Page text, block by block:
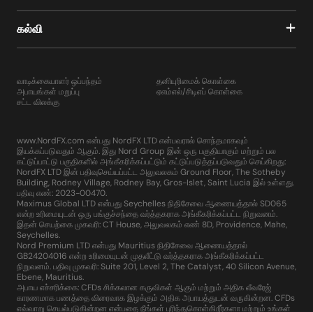
கல்வி
வாடிக்கையாளர் ஒப்பந்தம்
அபாயங்கள் மறுப்பு
சட்ட விலக்கு
தனியுரிமைக் கொள்கை
ஏஎம்எல்/சிடிஎப் கொள்கை
www.NordFX.com என்பது NordFX LTD என்பவரால் சொந்தமாகவும்
இயக்கப்படுவதும் ஆகும். இது Nord Group இன் ஒரு பகுதியாகும் மற்றும் பல
கட்டுப்பாட்டு பகுதிகளில் அங்கீகரிக்கப்பட்டும் கட்டுப்படுத்தப்படுவதும் செய்கிறது:
NordFX LTD இன் பதிவுசெய்யப்பட்ட அலுவலகம் Ground Floor, The Sotheby
Building, Rodney Village, Rodney Bay, Gros-Islet, Saint Lucia இல் உள்ளது.
பதிவு எண்: 2023-00470.
Maximus Global LTD என்பது Seychelles நிதிசேவை ஆணையத்தால் SD065
என்ற உரிமையுடன் ஒரு பங்குச்சந்தை வர்த்தகராக அங்கீகரிக்கப்பட்ட நிறுவனம்.
இதன் செயற்கை முகவரி: CT House, அலுவலகம் எண் 8D, Providence, Mahe,
Seychelles.
Nord Premium LTD என்பது Mauritius நிதிசேவை ஆணையத்தால்
GB24204016 என்ற உரிமையுடன் முதலீட்டு வர்த்தகராக அங்கீகரிக்கப்பட்ட
நிறுவனம். பதிவு முகவரி: Suite 201, Level 2, The Catalyst, 40 Silicon Avenue,
Ebene, Mauritius.
அபாய எச்சரிக்கை: CFDs சிக்கலான கருவிகள் ஆகும் மற்றும் அதிக லீவரேஜ்
காரணமாக பணத்தை விரைவாக இழக்கும் அதிக அபாயத்துடன் வருகின்றன. CFDs
எவ்வாறு செயல்படுகின்றன என்பதை நீங்கள் புரிந்துகொள்கிறீர்களா மற்றும் உங்கள்